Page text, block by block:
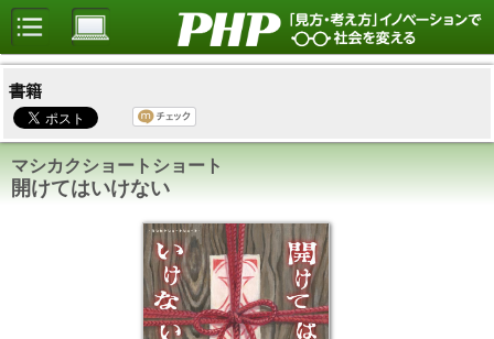
書籍
マシカクショートショート
開けてはいけない